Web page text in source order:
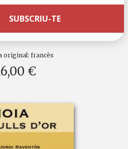
tracta la història d’una família
arruïnada per la revolució...
llegint
original: francès
€